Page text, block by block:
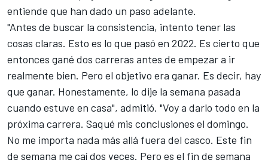
entiende que han dado un paso adelante.
"Antes de buscar la consistencia, intento tener las
cosas claras. Esto es lo que pasó en 2022. Es cierto que
entonces gané dos carreras antes de empezar a ir
realmente bien. Pero el objetivo era ganar. Es decir, hay
que ganar. Honestamente, lo dije la semana pasada
cuando estuve en casa", admitió. "Voy a darlo todo en la
próxima carrera. Saqué mis conclusiones el domingo.
No me importa nada más allá fuera del casco. Este fin
de semana me caí dos veces. Pero es el fin de semana